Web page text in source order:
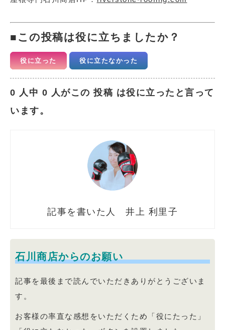
この投稿は役に立ちましたか？
役に立った 役に立たなかった
0 人中 0 人がこの 投稿 は役に立ったと言って
います。
井上 利里子
石川商店からのお願い
記事を最後まで読んでいただきありがとうございま
す。
お客様の率直な感想をいただくため「役にたった」